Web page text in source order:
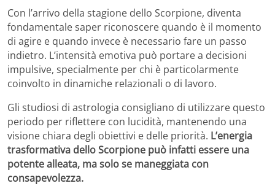
Con l’arrivo della stagione dello Scorpione, diventa
fondamentale saper riconoscere quando è il momento
di agire e quando invece è necessario fare un passo
indietro. L’intensità emotiva può portare a decisioni
impulsive, specialmente per chi è particolarmente
coinvolto in dinamiche relazionali o di lavoro.
Gli studiosi di astrologia consigliano di utilizzare questo
periodo per riflettere con lucidità, mantenendo una
visione chiara degli obiettivi e delle priorità. L’energia
trasformativa dello Scorpione può infatti essere una
potente alleata, ma solo se maneggiata con
consapevolezza.